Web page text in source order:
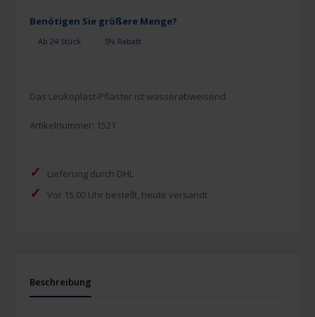
x
Benötigen Sie größere Menge?
Ab 24 Stück 5% Rabatt
Das Leukoplast-Pflaster ist wasserabweisend.
Artikelnummer: 1521
✓ Lieferung durch DHL
✓ Vor 15.00 Uhr bestellt, heute versandt
Beschreibung